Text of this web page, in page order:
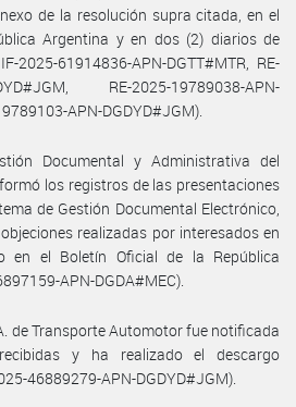
de la resolución supra citada, en el
Argentina y en dos (2) diarios de
2025-61914836-APN-DGTT#MTR, RE-
RE-2025-19789038-APN-
APN-DGDYD#JGM).
Documental y Administrativa del
los registros de las presentaciones
de Gestión Documental Electrónico,
realizadas por interesados en
en el Boletín Oficial de la República
APN-DGDA#MEC).
de Transporte Automotor fue notificada
y ha realizado el descargo
46889279-APN-DGDYD#JGM).